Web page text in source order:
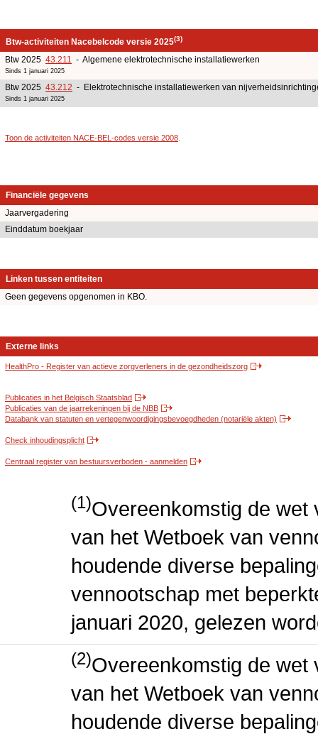
Btw-activiteiten Nacebelcode versie 2025(3)
Btw 2025 43.211 - Algemene elektrotechnische installatiewerken
Sinds 1 januari 2025
Btw 2025 43.212 - Elektrotechnische installatiewerken van
Sinds 1 januari 2025
Toon de activiteiten NACE-BEL-codes versie 2008
Financiële gegevens
Jaarvergadering
Einddatum boekjaar
Linken tussen entiteiten
Geen gegevens opgenomen in KBO.
Externe links
HealthPro - Register van actieve zorgverleners in de gezondheidszorg
Publicaties in het Belgisch Staatsblad
Publicaties van de jaarrekeningen bij de NBB
Databank van statuten en vertegenwoordigingsbevoegdheden (notariële akten)
Check inhoudingsplicht
Centraal register van bestuursverboden - aanmelden
(1)Overeenkomstig de wet
van het Wetboek van
houdende diverse
vennootschap met
januari 2020, gelezen
(2)Overeenkomstig de wet
van het Wetboek van
houdende diverse